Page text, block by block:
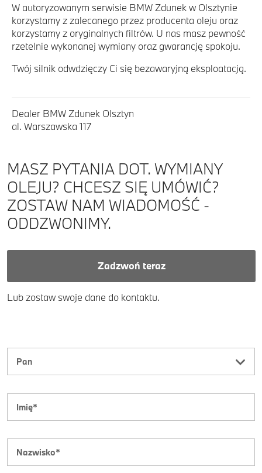
W autoryzowanym serwisie BMW Zdunek w Olsztynie
korzystamy z zalecanego przez producenta oleju oraz
korzystamy z oryginalnych filtrów. U nas masz pewność
rzetelnie wykonanej wymiany oraz gwarancję spokoju.
Twój silnik odwdzięczy Ci się bezawaryjną eksploatacją.
Dealer BMW Zdunek Olsztyn
al. Warszawska 117
MASZ PYTANIA DOT. WYMIANY
OLEJU? CHCESZ SIĘ UMÓWIĆ?
ZOSTAW NAM WIADOMOŚĆ -
ODDZWONIMY.
Zadzwoń teraz
Lub zostaw swoje dane do kontaktu.